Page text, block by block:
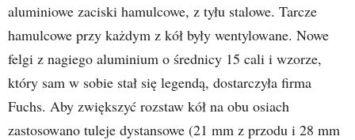
aluminiowe zaciski hamulcowe, z tyłu stalowe. Tarcze
hamulcowe przy każdym z kół były wentylowane. Nowe
felgi z nagiego aluminium o średnicy 15 cali i wzorze,
który sam w sobie stał się legendą, dostarczyła firma
Fuchs. Aby zwiększyć rozstaw kół na obu osiach
zastosowano tuleje dystansowe (21 mm z przodu i 28 mm